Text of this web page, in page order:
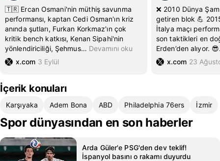
🇹🇷 Ercan Osmani'nin müthiş savunma
performansı, kaptan Cedi Osman'ın kriz
anında şutları, Furkan Korkmaz'ın çok
kritik bench katkısı, Kenan Sipahi'nin
yönlendiriciliği, Şehmus… Devamını oku
x.com 3 Eylül
❌ 2010 Dünya
getiren blok 💪
İtalya maçı
son taktikleri en
Erden’den alıyor. 😎
x.com 23
İçerik konuları
Karşıyaka Adem Bona ABD Philadelphia 76ers İzmir
Spor dünyasından en son haberler
Arda Güler'e PSG'den dev teklif!
İspanyol basını o rakamı duyurdu